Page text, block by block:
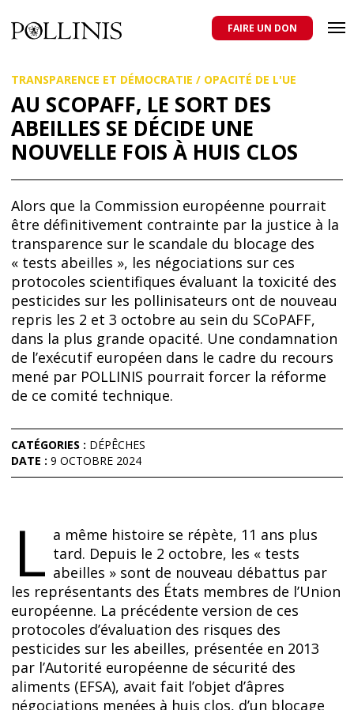
au
contenu
principal
domestiques et sauvages, et pour une agriculture qui respecte tous
les pollinisateurs
FAIRE UN DON
TRANSPARENCE ET DÉMOCRATIE / OPACITÉ DE L'UE
AU SCOPAFF, LE SORT DES
ABEILLES SE DÉCIDE UNE
NOUVELLE FOIS À HUIS CLOS
Alors que la Commission européenne pourrait
être définitivement contrainte par la justice à la
transparence sur le scandale du blocage des
« tests abeilles », les négociations sur ces
protocoles scientifiques évaluant la toxicité des
pesticides sur les pollinisateurs ont de nouveau
repris les 2 et 3 octobre au sein du SCoPAFF,
dans la plus grande opacité. Une condamnation
de l’exécutif européen dans le cadre du recours
mené par POLLINIS pourrait forcer la réforme
de ce comité technique.
CATÉGORIES : DÉPÊCHES
DATE : 9 OCTOBRE 2024
L a même histoire se répète, 11 ans plus
tard. Depuis le 2 octobre, les « tests
abeilles » sont de nouveau débattus par
les représentants des États membres de l’Union
européenne. La précédente version de ces
protocoles d’évaluation des risques des
pesticides sur les abeilles, présentée en 2013
par l’Autorité européenne de sécurité des
aliments (EFSA), avait fait l’objet d’âpres
négociations menées à huis clos, d’un blocage